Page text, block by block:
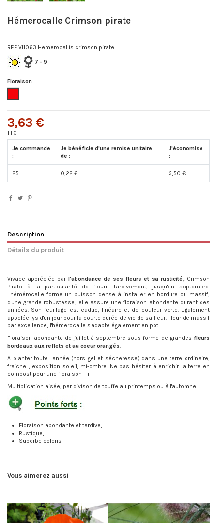
Hémerocalle Crimson pirate
REF VI1063 Hemerocallis crimson pirate
7 - 9
Floraison
3,63 €
TTC
Je commande
:
Je bénéficie d'une remise unitaire
de :
J'économise
:
25 0,22 € 5,50 €
Description
Détails du produit
Vivace appréciée parl'abondance de ses fleurs et sa rusticité, Crimson
Pirate à la particularité de fleurir tardivement, jusqu'en septembre.
L'hémérocalle forme un buisson dense à installer en bordure ou massif,
d'une grande robustesse, elle assure une floraison abondante durant des
années. Son feuillage est caduc, linéaire et de couleur verte. Egalement
appelée lys d'un jour pour la courte durée de vie de sa fleur. Fleur de massif
par excellence, l'hémerocalle s'adapte également en pot.
Floraison abondante de juillet à septembre sous forme de grandes fleurs
bordeaux aux reflets et au coeur orangés.
A planter toute l'année (hors gel et sécheresse) dans une terre ordinaire,
fraiche ; exposition soleil, mi-ombre. Ne pas hésiter à enrichir la terre en
compost pour une floraison +++
Multiplication aisée, par divison de touffe au printemps ou à l'automne.
Floraison abondante et tardive,
Rustique,
Superbe coloris.
Vous aimerez aussi